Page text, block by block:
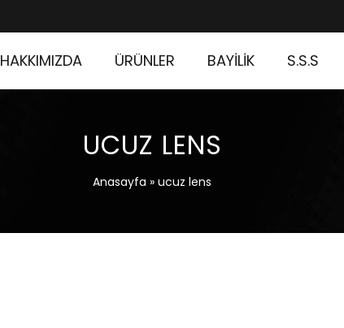
HAKKIMIZDA ÜRÜNLER BAYİLİK S.S.S
UCUZ LENS
Anasayfa » ucuz lens